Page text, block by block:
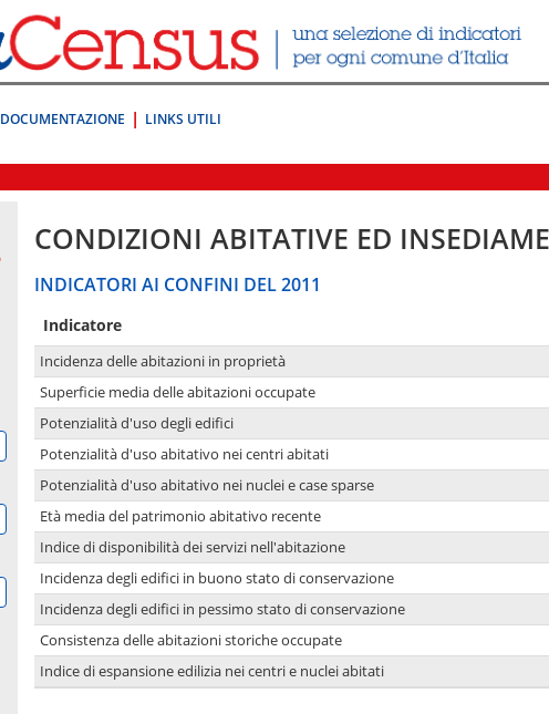
DOCUMENTAZIONE LINKS UTILI
CONDIZIONI ABITATIVE ED
INDICATORI AI CONFINI DEL 2011
Indicatore
Incidenza delle abitazioni in proprietà
Superficie media delle abitazioni occupate
Potenzialità d'uso degli edifici
Potenzialità d'uso abitativo nei centri abitati
Potenzialità d'uso abitativo nei nuclei e case sparse
Età media del patrimonio abitativo recente
Indice di disponibilità dei servizi nell'abitazione
Incidenza degli edifici in buono stato di conservazione
Incidenza degli edifici in pessimo stato di conservazione
Consistenza delle abitazioni storiche occupate
Indice di espansione edilizia nei centri e nuclei abitati